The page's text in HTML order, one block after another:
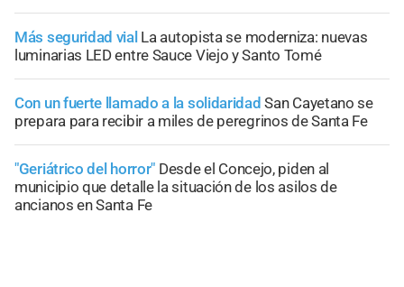
Más seguridad vial La autopista se moderniza: nuevas
luminarias LED entre Sauce Viejo y Santo Tomé
Con un fuerte llamado a la solidaridad San Cayetano se
prepara para recibir a miles de peregrinos de Santa Fe
"Geriátrico del horror" Desde el Concejo, piden al
municipio que detalle la situación de los asilos de
ancianos en Santa Fe